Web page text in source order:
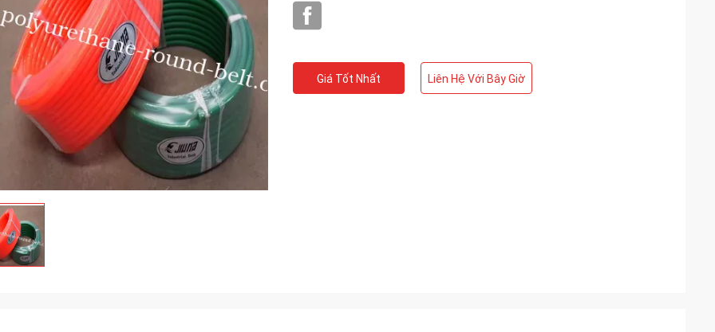
Giá Tốt Nhất Liên Hệ Với Bây Giờ